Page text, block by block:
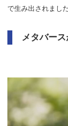
で生み出されました
メタバー